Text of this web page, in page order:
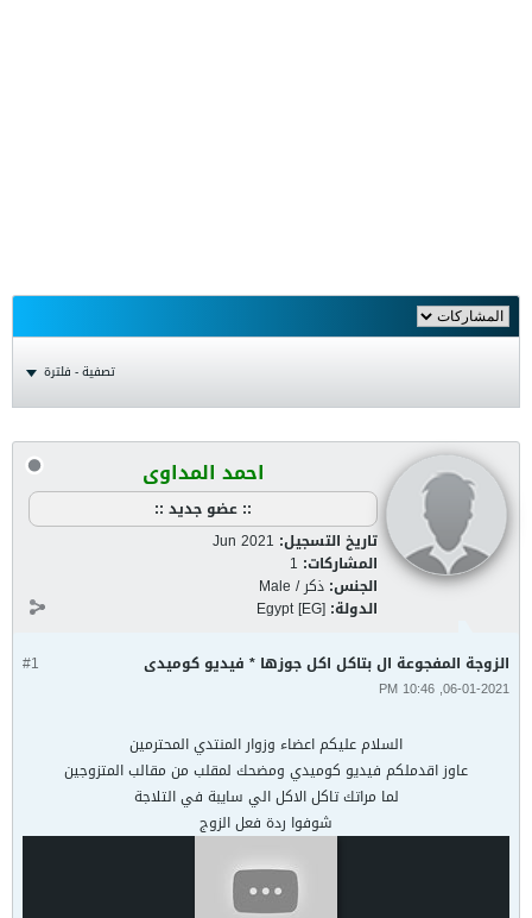
تصفية - فلترة
احمد المداوى
:: عضو جديد ::
تاريخ التسجيل: Jun 2021
المشاركات: 1
الجنس: ذكر / Male
الدولة: Egypt [EG]
#1 الزوجة المفجوعة ال بتاكل اكل جوزها * فيديو كوميدى
06-01-2021, 10:46 PM
السلام عليكم اعضاء وزوار المنتدي المحترمين
عاوز اقدملكم فيديو كوميدي ومضحك لمقلب من مقالب المتزوجين
لما مراتك تاكل الاكل الي سايبة في التلاجة
شوفوا ردة فعل الزوج